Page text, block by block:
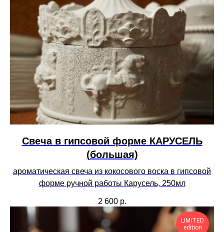
Свеча в гипсовой форме КАРУСЕЛЬ
(большая)
ароматическая свеча из кокосового воска в гипсовой
форме ручной работы Карусель, 250мл
2 600 р.
LIMITED
edition